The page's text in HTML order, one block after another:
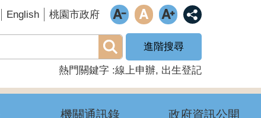
English 桃園市政府
進階搜尋
熱門關鍵字 線上申辦 出生登記
機關通訊錄 政府資訊公開